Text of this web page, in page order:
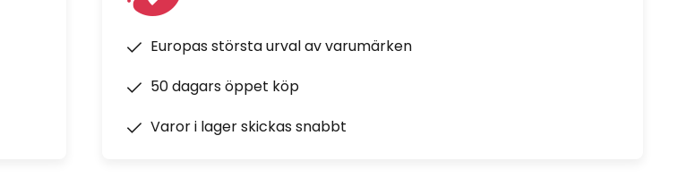
Europas största urval av varumärken
50 dagars öppet köp
Varor i lager skickas snabbt